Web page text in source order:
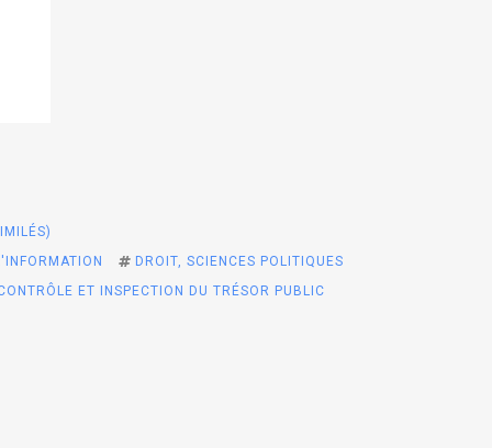
DROIT, SCIENCES POLITIQUES
ET INSPECTION DU TRÉSOR PUBLIC